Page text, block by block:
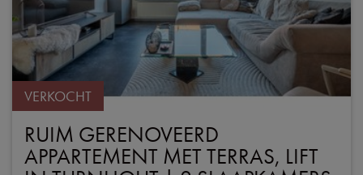
VERKOCHT
RUIM GERENOVEERD
APPARTEMENT MET TERRAS, LIFT